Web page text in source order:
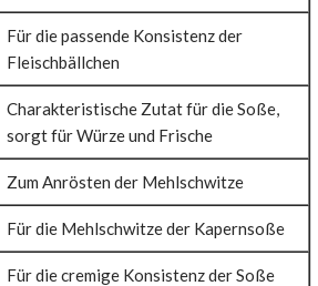
Für die passende Konsistenz der
Fleischbällchen
Charakteristische Zutat für die Soße,
sorgt für Würze und Frische
Zum Anrösten der Mehlschwitze
Für die Mehlschwitze der Kapernsoße
Für die cremige Konsistenz der Soße